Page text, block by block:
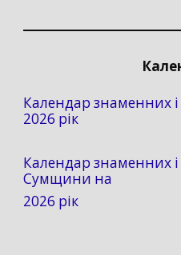
Календар знаменних
2026 рік
Календар знаменних
Сумщини на
2026 рік